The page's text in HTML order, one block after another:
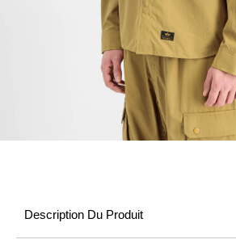
Description Du Produit